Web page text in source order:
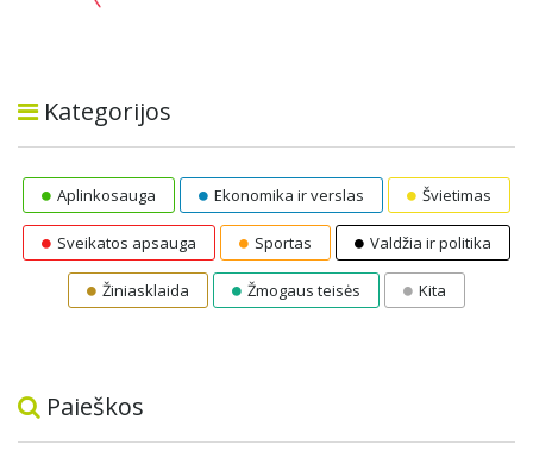
Kategorijos
Aplinkosauga Ekonomika ir verslas Švietimas
Sveikatos apsauga Sportas Valdžia ir politika
Žiniasklaida Žmogaus teisės Kita
Paieškos